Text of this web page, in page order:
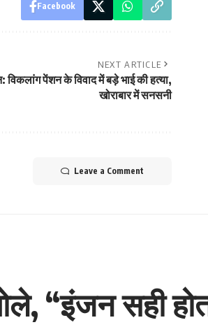
Facebook
NEXT ARTICLE
विकलांग पेंशन के विवाद में बड़े भाई की हत्या,
खोराबार में सनसनी
Leave a Comment
“इंजन सही